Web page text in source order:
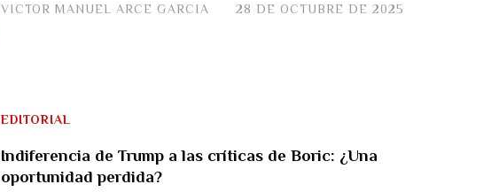
VICTOR MANUEL ARCE GARCIA 28 DE OCTUBRE DE 2025
Indiferencia de Trump a las críticas de Boric: ¿Una
oportunidad perdida?
EDITORIAL